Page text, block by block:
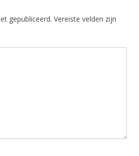
gepubliceerd. Vereiste velden zijn